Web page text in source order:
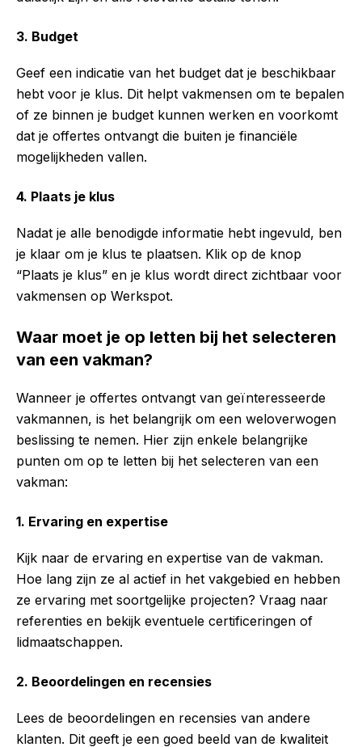
3. Budget
Geef een indicatie van het budget dat je beschikbaar
hebt voor je klus. Dit helpt vakmensen om te bepalen
of ze binnen je budget kunnen werken en voorkomt
dat je offertes ontvangt die buiten je financiële
mogelijkheden vallen.
4. Plaats je klus
Nadat je alle benodigde informatie hebt ingevuld, ben
je klaar om je klus te plaatsen. Klik op de knop
“Plaats je klus” en je klus wordt direct zichtbaar voor
vakmensen op Werkspot.
Waar moet je op letten bij het selecteren
van een vakman?
Wanneer je offertes ontvangt van geïnteresseerde
vakmannen, is het belangrijk om een weloverwogen
beslissing te nemen. Hier zijn enkele belangrijke
punten om op te letten bij het selecteren van een
vakman:
1. Ervaring en expertise
Kijk naar de ervaring en expertise van de vakman.
Hoe lang zijn ze al actief in het vakgebied en hebben
ze ervaring met soortgelijke projecten? Vraag naar
referenties en bekijk eventuele certificeringen of
lidmaatschappen.
2. Beoordelingen en recensies
Lees de beoordelingen en recensies van andere
klanten. Dit geeft je een goed beeld van de kwaliteit